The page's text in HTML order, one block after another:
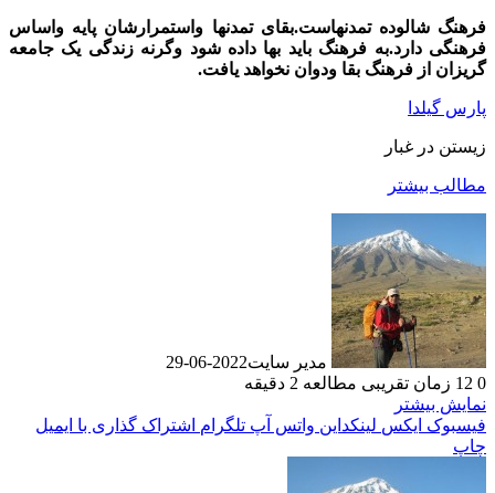
فرهنگ شالوده تمدنهاست.بقای تمدنها واستمرارشان پایه واساس
فرهنگی دارد.به فرهنگ باید بها داده شود وگرنه زندگی یک جامعه
گریزان از فرهنگ بقا ودوان نخواهد یافت.
پارس گیلدا
زیستن در غبار
مطالب بیشتر
مدیر سایت2022-06-29
0
زمان تقریبی مطالعه 2 دقیقه
نمایش بیشتر
فیسبوک ایکس لینکداین واتس آپ تلگرام اشتراک گذاری با ایمیل
چاپ